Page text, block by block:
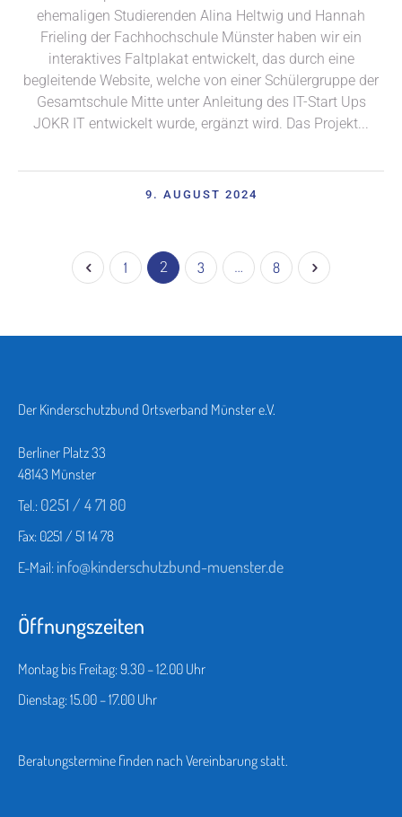
ehemaligen Studierenden Alina Heltwig und Hannah
Frieling der Fachhochschule Münster haben wir ein
interaktives Faltplakat entwickelt, das durch eine
begleitende Website, welche von einer Schülergruppe der
Gesamtschule Mitte unter Anleitung des IT-Start Ups
JOKR IT entwickelt wurde, ergänzt wird. Das Projekt...
9. AUGUST 2024
1 2 3 … 8
Der Kinderschutzbund Ortsverband Münster e.V.
Berliner Platz 33
48143 Münster
Tel.: 0251 / 4 71 80
Fax: 0251 / 51 14 78
E-Mail: info@kinderschutzbund-muenster.de
Öffnungszeiten
Montag bis Freitag: 9.30 – 12.00 Uhr
Dienstag: 15.00 – 17.00 Uhr
Beratungstermine finden nach Vereinbarung statt.